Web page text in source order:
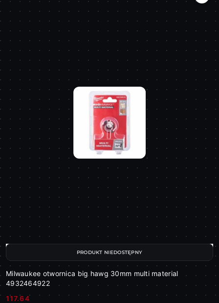
Milwaukee otwornica big hawg 30mm multi material
4932464922
117.64
PRODUKT NIEDOSTĘPNY